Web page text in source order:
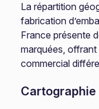
La répartition
fabrication
France présente
marquées,
commercial